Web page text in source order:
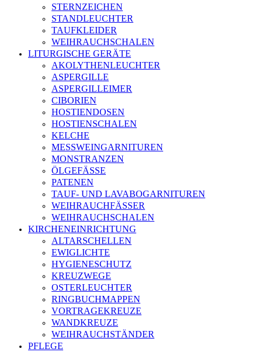
STERNZEICHEN
STANDLEUCHTER
TAUFKLEIDER
WEIHRAUCHSCHALEN
LITURGISCHE GERÄTE
AKOLYTHENLEUCHTER
ASPERGILLE
ASPERGILLEIMER
CIBORIEN
HOSTIENDOSEN
HOSTIENSCHALEN
KELCHE
MESSWEINGARNITUREN
MONSTRANZEN
ÖLGEFÄSSE
PATENEN
TAUF- UND LAVABOGARNITUREN
WEIHRAUCHFÄSSER
WEIHRAUCHSCHALEN
KIRCHENEINRICHTUNG
ALTARSCHELLEN
EWIGLICHTE
HYGIENESCHUTZ
KREUZWEGE
OSTERLEUCHTER
RINGBUCHMAPPEN
VORTRAGEKREUZE
WANDKREUZE
WEIHRAUCHSTÄNDER
PFLEGE